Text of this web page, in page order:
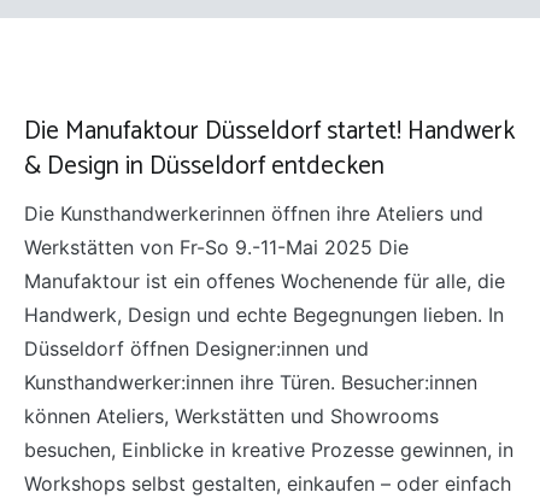
Die Manufaktour Düsseldorf startet! Handwerk
& Design in Düsseldorf entdecken
Die Kunsthandwerkerinnen öffnen ihre Ateliers und
Werkstätten von Fr-So 9.-11-Mai 2025 Die
Manufaktour ist ein offenes Wochenende für alle, die
Handwerk, Design und echte Begegnungen lieben. In
Düsseldorf öffnen Designer:innen und
Kunsthandwerker:innen ihre Türen. Besucher:innen
können Ateliers, Werkstätten und Showrooms
besuchen, Einblicke in kreative Prozesse gewinnen, in
Workshops selbst gestalten, einkaufen – oder einfach